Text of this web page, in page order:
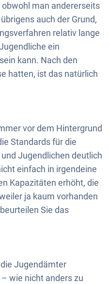
man andererseits
auch der Grund,
relativ lange
ein
kann. Nach den
hatten, ist das natürlich
vor dem Hintergrund
Standards für die
Jugendlichen deutlich
einfach in irgendeine
Kapazitäten erhöht, die
ja kaum vorhanden
Sie das
Jugendämter
wie nicht anders zu